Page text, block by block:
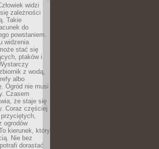
widzi
zależności
Takie
do
powstaniem.
widzenia
stać się
ptaków i
z wodą,
albo
Ogród nie musi
Czasem
że staje się
Coraz częściej
ogrodów
kierunek, który
Nie bez
dorastać